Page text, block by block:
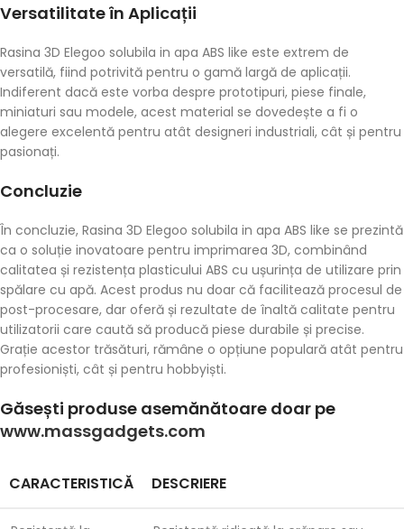
Versatilitate în Aplicații
Rasina 3D Elegoo solubila in apa ABS like este extrem de
versatilă, fiind potrivită pentru o gamă largă de aplicații.
Indiferent dacă este vorba despre prototipuri, piese finale,
miniaturi sau modele, acest material se dovedește a fi o
alegere excelentă pentru atât designeri industriali, cât și pentru
pasionați.
Concluzie
În concluzie, Rasina 3D Elegoo solubila in apa ABS like se prezintă
ca o soluție inovatoare pentru imprimarea 3D, combinând
calitatea și rezistența plasticului ABS cu ușurința de utilizare prin
spălare cu apă. Acest produs nu doar că facilitează procesul de
post-procesare, dar oferă și rezultate de înaltă calitate pentru
utilizatorii care caută să producă piese durabile și precise.
Grație acestor trăsături, rămâne o opțiune populară atât pentru
profesioniști, cât și pentru hobbyiști.
Găsești produse asemănătoare doar pe
www.massgadgets.com
CARACTERISTICĂ DESCRIERE